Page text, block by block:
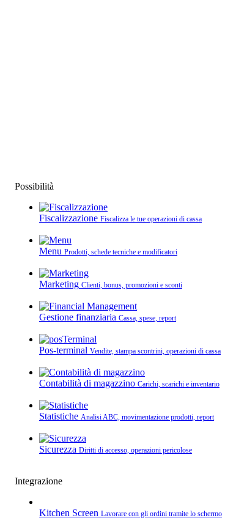
Possibilità
Fiscalizzazione Fiscalizza le tue operazioni di cassa
Menu Prodotti, schede tecniche e modificatori
Marketing Clienti, bonus, promozioni e sconti
Gestione finanziaria Cassa, spese, report
Pos-terminal Vendite, stampa scontrini, operazioni di cassa
Contabilità di magazzino Carichi, scarichi e inventario
Statistiche Analisi ABC, movimentazione prodotti, report
Sicurezza Diritti di accesso, operazioni pericolose
Integrazione
Kitchen Screen Lavorare con gli ordini tramite lo schermo